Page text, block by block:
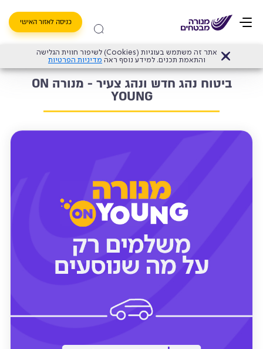
כניסה לאזור האישי
אתר זה משתמש בעוגיות (Cookies) לשיפור חווית הגלישה
והתאמת תכנים. למידע נוסף ראה מדיניות הפרטיות
> ביטוח רכב > ביטוח לפי קילומטר - מנורה ON >
ביטוח נהג חדש ונהג צעיר - מנורה ON
YOUNG